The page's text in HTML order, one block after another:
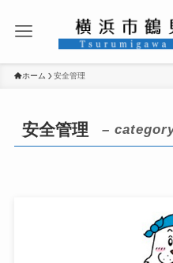
ホーム 安全管理
安全管理 –